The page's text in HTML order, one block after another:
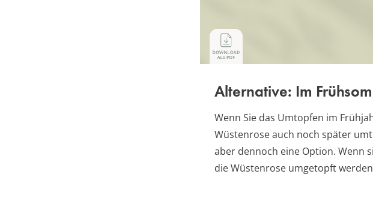
Alternative: Im
Wenn Sie das Umtopfen im
Wüstenrose auch noch später
aber dennoch eine Option. Wenn
die Wüstenrose umgetopft